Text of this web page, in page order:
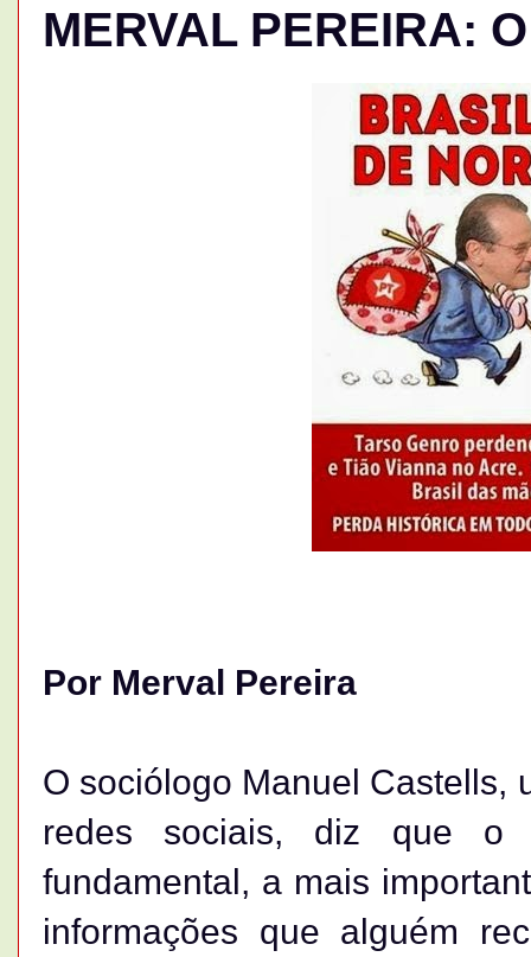
MERVAL PEREIRA:
Por Merval Pereira
O sociólogo Manuel Castells,
redes sociais, diz que o
fundamental, a mais
informações que alguém